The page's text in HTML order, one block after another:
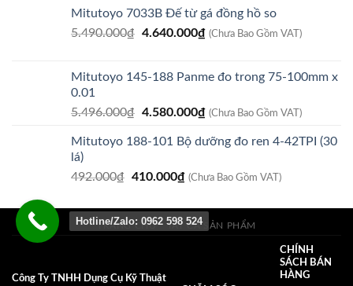
Mitutoyo 7033B Đế từ gá đồng hồ so
5.490.000₫ Giá
5.490.000₫.
4.640.000₫Giá
là:
(Chưa Bao Gồm VAT)
Mitutoyo 145-188 Panme đo trong 75-100mm x
0.01
5.496.000₫ Giá
là:
4.580.000₫Giá
tại
4.580.000₫.
(Chưa Bao Gồm VAT)
Mitutoyo 188-101 Bộ dưỡng đo ren 4-42TPI (30
lá)
492.000₫ Giá
là:
492.000₫.
410.000₫Giá
tại
là:
(Chưa Bao Gồm VAT)
TRANG CHỦ TẤT CẢ SẢN PHẨM
Công Ty TNHH Dụng Cụ Kỹ Thuật
CHÍNH
SÁCH BÁN
HÀNG
Hotline/Zalo: 0962 598 524